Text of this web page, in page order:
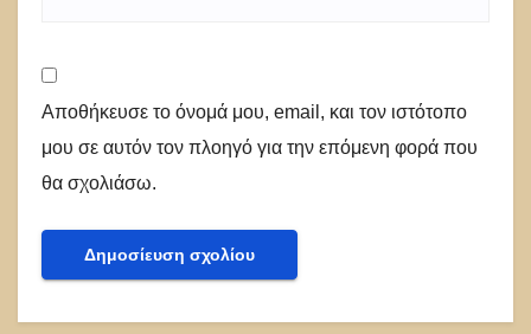
Αποθήκευσε το όνομά μου, email, και τον ιστότοπο
μου σε αυτόν τον πλοηγό για την επόμενη φορά που
θα σχολιάσω.